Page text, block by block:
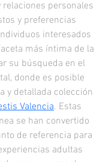
relaciones personales
y preferencias
interesados
más íntima de la
su búsqueda en el
donde es posible
y detallada colección
Valencia. Estas
se han convertido
de referencia para
adultas